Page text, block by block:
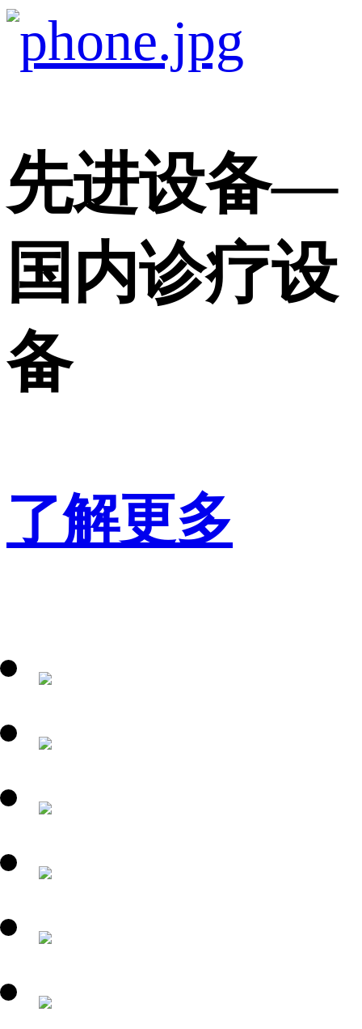
先进设备—
国内诊疗设
备
了解更多